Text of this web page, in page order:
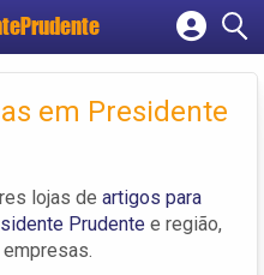
empresa
contaem Presidente
lojas de artigos para
Prudente e região,